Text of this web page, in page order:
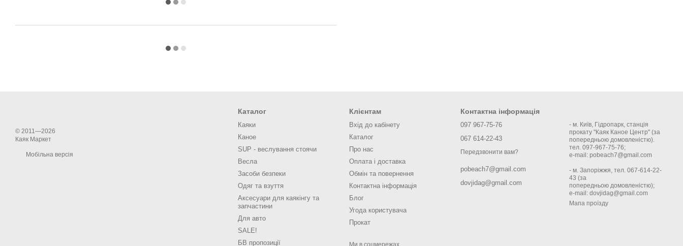
© 2011—2026
Каяк Маркет
Мобільна версія
Каталог
Каяки
Каное
SUP - веслування стоячи
Весла
Засоби безпеки
Одяг та взуття
Аксесуари для каякінгу та
запчастини
Для авто
SALE!
БВ пропозиції
Клієнтам
Вхід до кабінету
Каталог
Про нас
Оплата і доставка
Обмін та повернення
Контактна інформація
Блог
Угода користувача
Прокат
Ми в соцмережах
Контактна інформація
097 967-75-76
067 614-22-43
Передзвонити вам?
pobeach7@gmail.com
dovjidag@gmail.com
- м. Київ, Гідропарк, станція
прокату "Каяк Каное Центр" (за
попередньою домовленістю).
тел. 097-967-75-76;
e-mail: pobeach7@gmail.com
- м. Запоріжжя, тел. 067-614-22-
43 (за
попередньою домовленістю);
e-mail: dovjidag@gmail.com
Мапа проїзду